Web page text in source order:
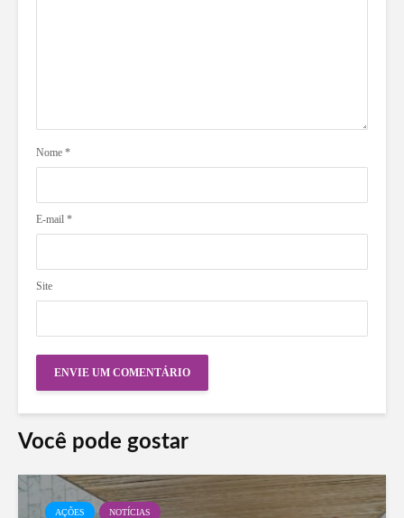
Nome *
E-mail *
Site
Você pode gostar
AÇÕES NOTÍCIAS